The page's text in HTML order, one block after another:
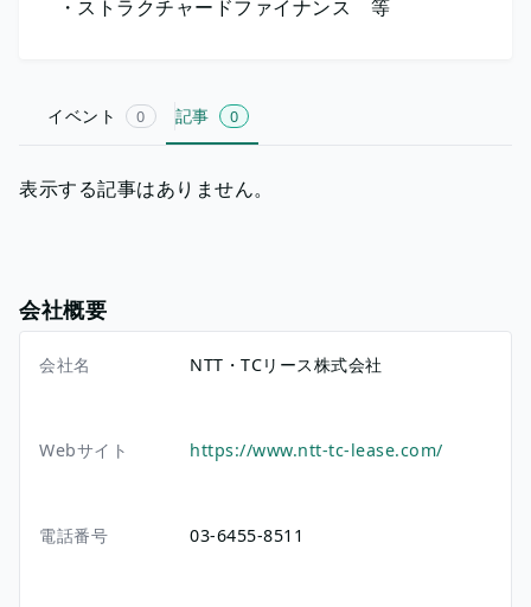
・ストラクチャードファイナンス 等
イベント 0 記事 0
表示する記事はありません。
会社概要
会社名 NTT・TCリース株式会社
Webサイト https://www.ntt-tc-lease.com/
電話番号 03-6455-8511